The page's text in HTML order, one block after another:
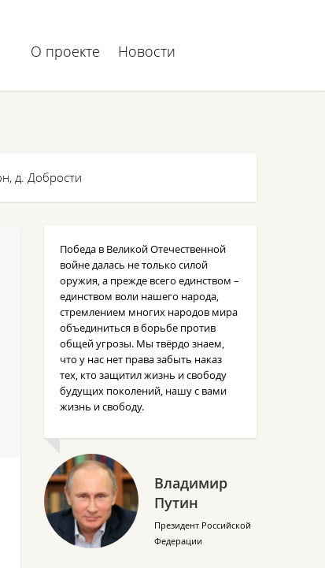
О проекте Новости
д. Добрости
Победа в Великой Отечественной
войне далась не только силой
оружия, а прежде всего единством –
единством воли нашего народа,
стремлением многих народов мира
объединиться в борьбе против
общей угрозы. Мы твёрдо знаем,
что у нас нет права забыть наказ
тех, кто защитил жизнь и свободу
будущих поколений, нашу с вами
жизнь и свободу.
Владимир
Путин
Президент Российской
Федерации